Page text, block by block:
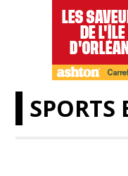
SPORTS